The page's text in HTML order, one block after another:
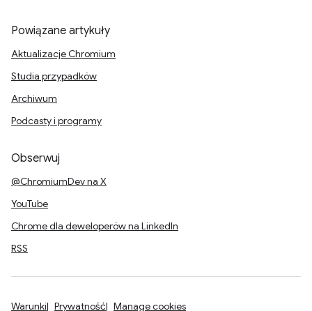
Powiązane artykuły
Aktualizacje Chromium
Studia przypadków
Archiwum
Podcasty i programy
Obserwuj
@ChromiumDev na X
YouTube
Chrome dla deweloperów na LinkedIn
RSS
Warunki Prywatność Manage cookies